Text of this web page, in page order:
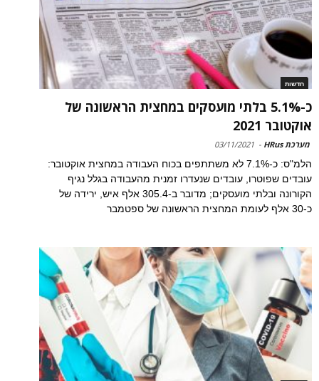
חדשות
כ-5.1% בלתי מועסקים במחצית הראשונה של
אוקטובר 2021
מערכת HRus -
03/11/2021
הלמ"ס: כ-7.1% לא משתתפים בכוח העבודה במחצית אוקטובר:
עובדים שפוטרו, עובדים שנעדרו זמנית מהעבודה בגלל נגיף
הקורונה ובלתי מועסקים; מדובר ב-305.4 אלף איש, ירידה של
כ-30 אלף לעומת המחצית הראשונה של ספטמבר